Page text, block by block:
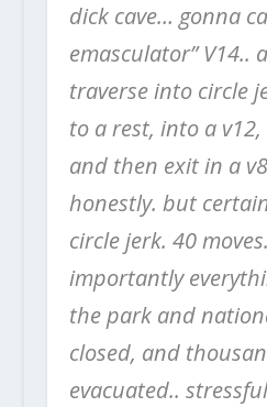
dick cave… gonna
emasculator” V14..
traverse into circle
to a rest, into a
and then exit in a
honestly. but
circle jerk. 40
importantly
the park and
closed, and
evacuated..